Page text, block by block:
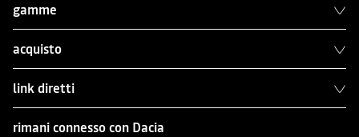
gamme
acquisto
link diretti
rimani connesso con Dacia